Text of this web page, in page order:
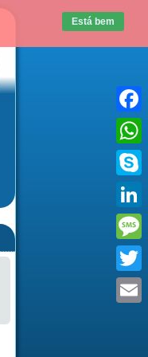
Skype
Está bem